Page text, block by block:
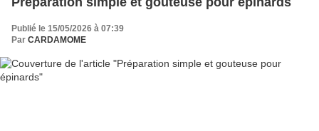
Publié le 15/05/2026 à 07:39
Par CARDAMOME